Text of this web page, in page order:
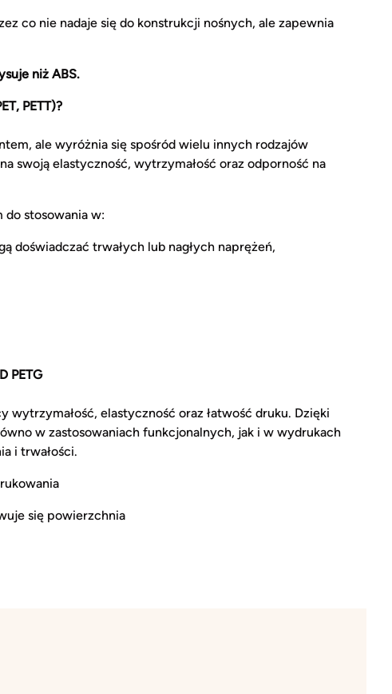
co nie nadaje się do konstrukcji nośnych, ale zapewnia
niż ABS.
PETT)?
ale wyróżnia się spośród wielu innych rodzajów
swoją elastyczność, wytrzymałość oraz odporność na
do stosowania w:
doświadczać trwałych lub nagłych naprężeń,
PETG
wytrzymałość, elastyczność oraz łatwość druku. Dzięki
w zastosowaniach funkcjonalnych, jak i w wydrukach
i trwałości.
się powierzchnia